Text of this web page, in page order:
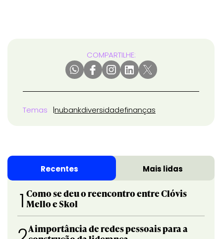
COMPARTILHE:
Temas nubankdiversidadefinanças
Recentes Mais lidas
1 Como se deu o reencontro entre Clóvis
Mello e Skol
A importância de redes pessoais para a